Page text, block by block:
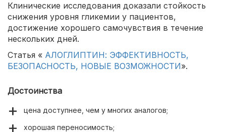
Клинические исследования доказали стойкость
снижения уровня гликемии у пациентов,
достижение хорошего самочувствия в течение
нескольких дней.
Статья « АЛОГЛИПТИН: ЭФФЕКТИВНОСТЬ,
БЕЗОПАСНОСТЬ, НОВЫЕ ВОЗМОЖНОСТИ».
Достоинства
цена доступнее, чем у многих аналогов;
хорошая переносимость;